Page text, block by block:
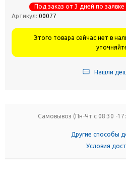
Под заказ от 3 дней по заявке
Артикул: 00077
Этого товара сейчас нет в
Нашли
Самовывоз (Пн-Чт с 08:30 -
Другие способы
Условия